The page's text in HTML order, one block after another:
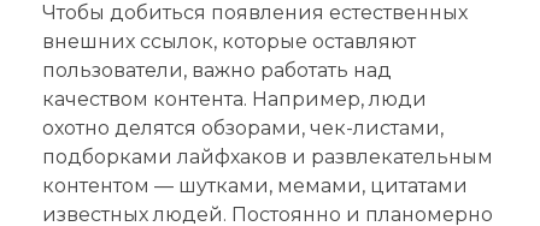
Чтобы добиться появления естественных
внешних ссылок, которые оставляют
пользователи, важно работать над
качеством контента. Например, люди
охотно делятся обзорами, чек-листами,
подборками лайфхаков и развлекательным
контентом — шутками, мемами, цитатами
известных людей. Постоянно и планомерно